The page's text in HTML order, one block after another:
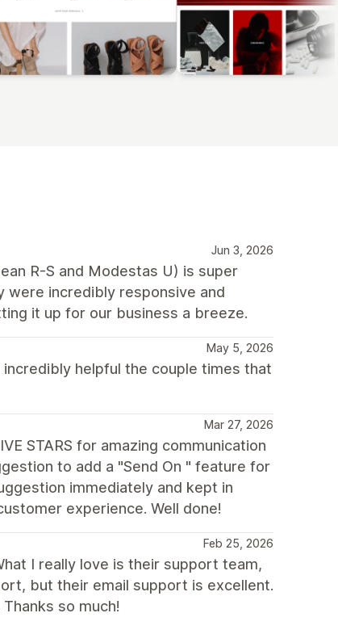
Jun 3, 2026
R-S and Modestas U) is super
were incredibly responsive and
it up for our business a breeze.
May 5, 2026
helpful the couple times that
Mar 27, 2026
STARS for amazing communication
to add a "Send On " feature for
immediately and kept in
experience. Well done!
Feb 25, 2026
I really love is their support team,
but their email support is excellent.
so much!